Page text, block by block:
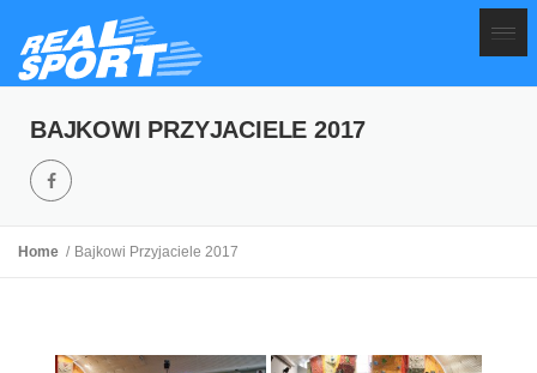
BAJKOWI PRZYJACIELE 2017
Home Bajkowi Przyjaciele 2017